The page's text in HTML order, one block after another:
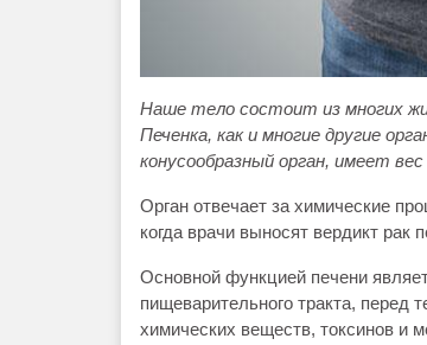
Наше тело состоит из многих
Печенка, как и многие другие
конусообразный орган, имеет
Орган отвечает за химические
когда врачи выносят вердикт рак
Основной функцией печени
пищеварительного тракта, перед
химических веществ, токсинов и